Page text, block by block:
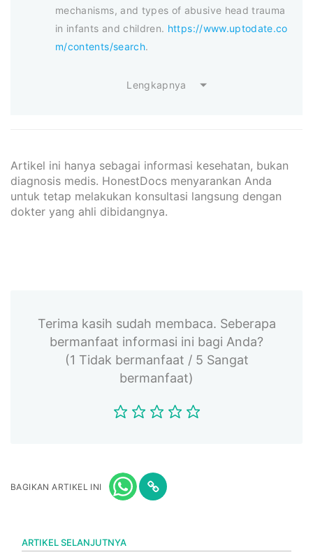
mechanisms, and types of abusive head trauma
in infants and children. https://www.uptodate.co
m/contents/search.
Lengkapnya
Artikel ini hanya sebagai informasi kesehatan, bukan
diagnosis medis. HonestDocs menyarankan Anda
untuk tetap melakukan konsultasi langsung dengan
dokter yang ahli dibidangnya.
Terima kasih sudah membaca. Seberapa
bermanfaat informasi ini bagi Anda?
(1 Tidak bermanfaat / 5 Sangat
bermanfaat)
BAGIKAN ARTIKEL INI
ARTIKEL SELANJUTNYA